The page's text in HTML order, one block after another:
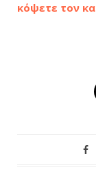
κόψετε τον